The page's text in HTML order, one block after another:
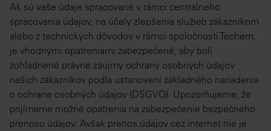
Ak sú vaše údaje spracované v rámci centrálneho
spracovania údajov, na účely zlepšenia služieb zákazníkom
alebo z technických dôvodov v rámci spoločnosti Techem,
je vhodnými opatreniami zabezpečené, aby boli
zohľadnené právne záujmy ochrany osobných údajov
našich zákazníkov podľa ustanovení základného nariadenia
o ochrane osobných údajov (DSGVO). Upozorňujeme, že
prijímame možné opatrenia na zabezpečenie bezpečného
prenosu údajov. Avšak prenos údajov cez internet nie je